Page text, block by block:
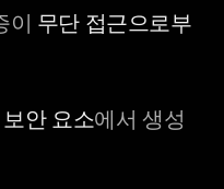
이 무단 접근으로부
안 요소에서 생성